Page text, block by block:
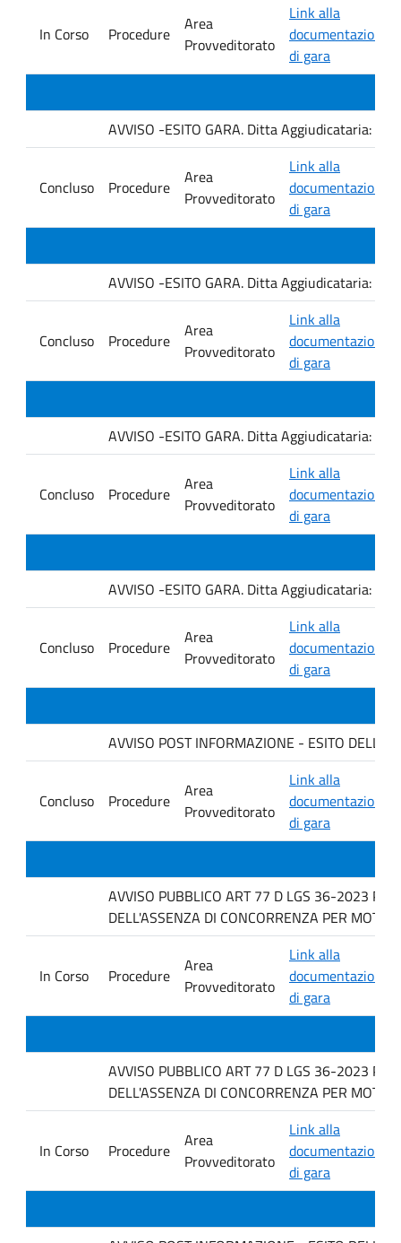
In Corso Procedure
Area
Provveditorato
Link alla
documentazione
di gara
AVVISO -ESITO GARA. Ditta Aggiudicataria: M.
Concluso Procedure
Area
Provveditorato
Link alla
documentazione
di gara
AVVISO -ESITO GARA. Ditta Aggiudicataria:
Concluso Procedure
Area
Provveditorato
Link alla
documentazione
di gara
AVVISO -ESITO GARA. Ditta Aggiudicataria:
Concluso Procedure
Area
Provveditorato
Link alla
documentazione
di gara
AVVISO -ESITO GARA. Ditta Aggiudicataria:
Concluso Procedure
Area
Provveditorato
Link alla
documentazione
di gara
AVVISO POST INFORMAZIONE - ESITO
Concluso Procedure
Area
Provveditorato
Link alla
documentazione
di gara
AVVISO PUBBLICO ART 77 D LGS 36-2023 PER
DELL'ASSENZA DI CONCORRENZA PER MOTIVI
In Corso Procedure
Area
Provveditorato
Link alla
documentazione
di gara
AVVISO PUBBLICO ART 77 D LGS 36-2023 PER
DELL'ASSENZA DI CONCORRENZA PER MOTIVI
In Corso Procedure
Area
Provveditorato
Link alla
documentazione
di gara